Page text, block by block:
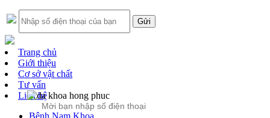
Trang chủ
Giới thiệu
Cơ sở vật chất
Tư vấn
Liên hệ
Bệnh Nam Khoa